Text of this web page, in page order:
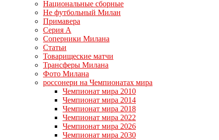
Национальные сборные
Не футбольный Милан
Примавера
Серия А
Соперники Милана
Статьи
Товарищеские матчи
Трансферы Милана
Фото Милана
россонери на Чемпионатах мира
Чемпионат мира 2010
Чемпионат мира 2014
Чемпионат мира 2018
Чемпионат мира 2022
Чемпионат мира 2026
Чемпионат мира 2030